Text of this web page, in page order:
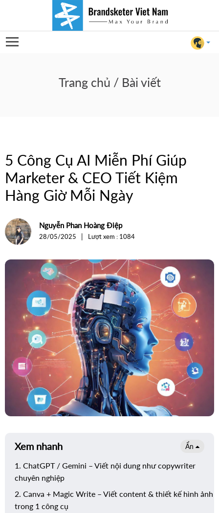
For Client
For Internal
Miễn
Phí
Giúp
Marketer
&
CEO
Tiết
Kiệm
Hàng
Giờ
Mỗi
Ngày
Trang chủ / Bài viết
5 Công Cụ AI Miễn Phí Giúp
Marketer & CEO Tiết Kiệm
Hàng Giờ Mỗi Ngày
Nguyễn Phan Hoàng Điệp
28/05/2025 | Lượt xem : 1084
Xem nhanh Ẩn
1. ChatGPT / Gemini – Viết nội dung như copywriter
chuyên nghiệp
2. Canva + Magic Write – Viết content & thiết kế hình ảnh
trong 1 công cụ